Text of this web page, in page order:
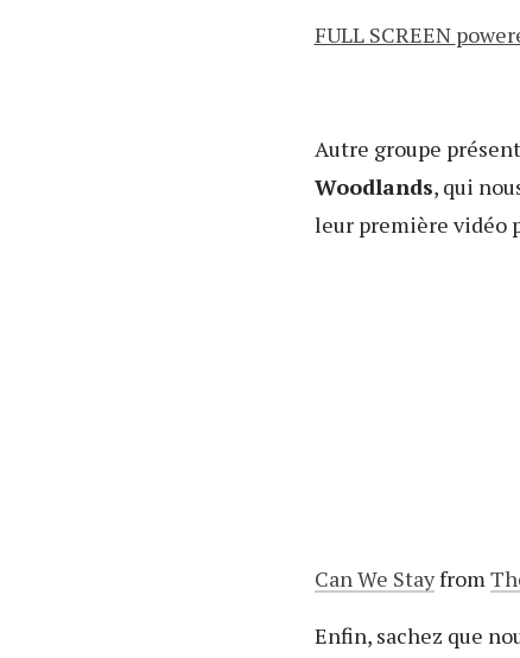
FULL SCREEN
Autre groupe
Woodlands, qui
leur première vidéo
Can We Stayfrom
Enfin, sachez que